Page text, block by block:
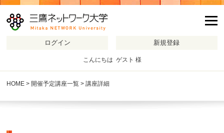
こんにちは ゲスト 様
HOME > 開催予定講座一覧 > 講座詳細